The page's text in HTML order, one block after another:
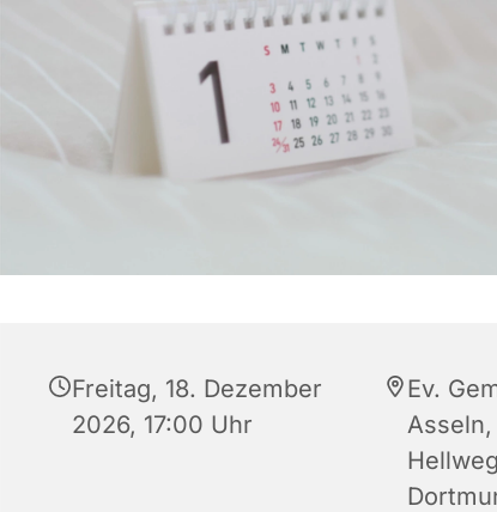
Freitag, 18. Dezember
2026, 17:00 Uhr
Ev.